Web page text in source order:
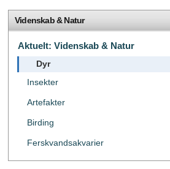
Videnskab & Natur
Aktuelt: Videnskab & Natur
Dyr
Insekter
Artefakter
Birding
Ferskvandsakvarier